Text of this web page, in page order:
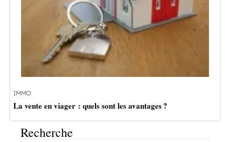
IMMO
La vente en viager : quels sont les avantages ?
Recherche